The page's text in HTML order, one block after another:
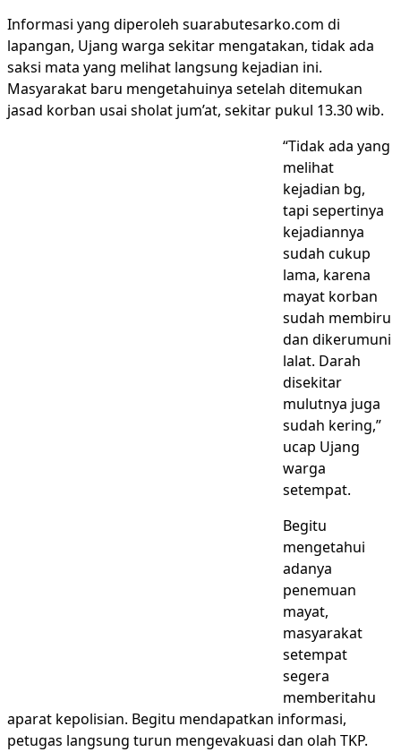
Informasi yang diperoleh suarabutesarko.com di
lapangan, Ujang warga sekitar mengatakan, tidak ada
saksi mata yang melihat langsung kejadian ini.
Masyarakat baru mengetahuinya setelah ditemukan
jasad korban usai sholat jum’at, sekitar pukul 13.30 wib.
“Tidak ada yang
melihat
kejadian bg,
tapi sepertinya
kejadiannya
sudah cukup
lama, karena
mayat korban
sudah membiru
dan dikerumuni
lalat. Darah
disekitar
mulutnya juga
sudah kering,”
ucap Ujang
warga
setempat.
Begitu
mengetahui
adanya
penemuan
mayat,
masyarakat
setempat
segera
memberitahu
aparat kepolisian. Begitu mendapatkan informasi,
petugas langsung turun mengevakuasi dan olah TKP.